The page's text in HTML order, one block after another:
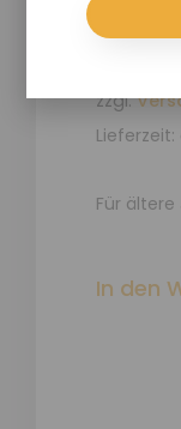
zzgl.
Für
In den